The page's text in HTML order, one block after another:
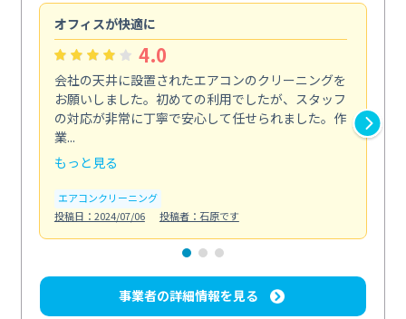
オフィスが快適に
4.0
会社の天井に設置されたエアコンのクリーニングを
お願いしました。初めての利用でしたが、スタッフ
の対応が非常に丁寧で安心して任せられました。作
業...
もっと見る
エアコンクリーニング
投稿日：2024/07/06
投稿者：石原です
事業者の詳細情報を見る